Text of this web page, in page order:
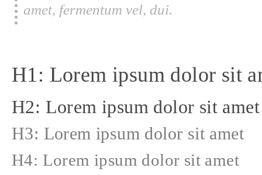
amet, fermentum vel, dui.
H1: Lorem ipsum dolor sit
H2: Lorem ipsum dolor sit amet
H3: Lorem ipsum dolor sit amet
H4: Lorem ipsum dolor sit amet